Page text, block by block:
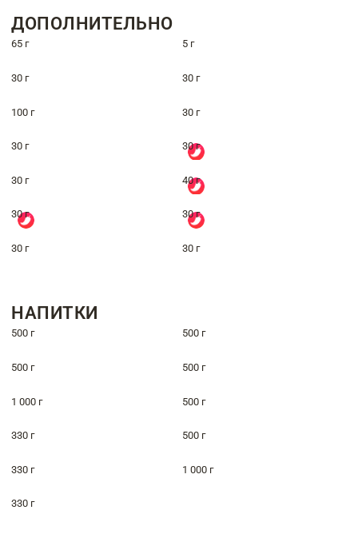
ДОПОЛНИТЕЛЬНО
65 г 5 г
30 г 30 г
100 г 30 г
30 г 30 г
30 г 40 г
30 г 30 г
30 г 30 г
НАПИТКИ
500 г 500 г
500 г 500 г
1 000 г 500 г
330 г 500 г
330 г 1 000 г
330 г